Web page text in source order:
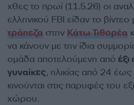
χθες το πρωί (11.5.26) οι
ελληνικού FBI είδαν το
τράπεζα στην Κάτω Τιθορέα
να κάνουν με την ίδια
ομάδα αποτελούμενη από
γυναίκες, ηλικίας από 24
κινούνται στις παρυφές του
χώρου.